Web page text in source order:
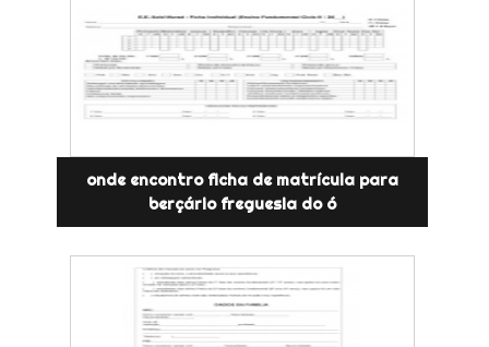
onde encontro ficha de matrícula para
berçário freguesia do ó